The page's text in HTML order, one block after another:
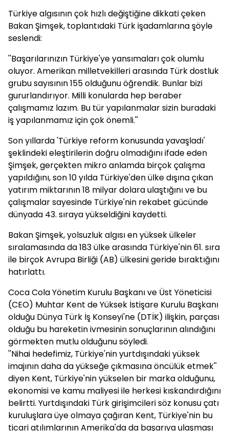
Türkiye algısının çok hızlı değiştiğine dikkati çeken
Bakan Şimşek, toplantıdaki Türk işadamlarına şöyle
seslendi:
''Başarılarınızın Türkiye'ye yansımaları çok olumlu
oluyor. Amerikan milletvekilleri arasında Türk dostluk
grubu sayısının 155 olduğunu öğrendik. Bunlar bizi
gururlandırıyor. Milli konularda hep beraber
çalışmamız lazım. Bu tür yapılanmalar sizin buradaki
iş yapılanmamız için çok önemli.''
Son yıllarda 'Türkiye reform konusunda yavaşladı'
şeklindeki eleştirilerin doğru olmadığını ifade eden
Şimşek, gerçekten mikro anlamda birçok çalışma
yapıldığını, son 10 yılda Türkiye'den ülke dışına çıkan
yatırım miktarının 18 milyar dolara ulaştığını ve bu
çalışmalar sayesinde Türkiye'nin rekabet gücünde
dünyada 43. sıraya yükseldiğini kaydetti.
Bakan Şimşek, yolsuzluk algısı en yüksek ülkeler
sıralamasında da 183 ülke arasında Türkiye'nin 61. sıra
ile birçok Avrupa Birliği (AB) ülkesini geride bıraktığını
hatırlattı.
Coca Cola Yönetim Kurulu Başkanı ve Üst Yöneticisi
(CEO) Muhtar Kent de Yüksek İstişare Kurulu Başkanı
olduğu Dünya Türk İş Konseyi'ne (DTİK) ilişkin, parçası
olduğu bu hareketin ivmesinin sonuçlarının alındığını
görmekten mutlu olduğunu söyledi.
''Nihai hedefimiz, Türkiye'nin yurtdışındaki yüksek
imajının daha da yükseğe çıkmasına öncülük etmek''
diyen Kent, Türkiye'nin yükselen bir marka olduğunu,
ekonomisi ve kamu maliyesi ile herkesi kıskandırdığını
belirtti. Yurtdışındaki Türk girişimcileri söz konusu çatı
kuruluşlara üye olmaya çağıran Kent, Türkiye'nin bu
ticari atılımlarının Amerika'da da başarıya ulaşması